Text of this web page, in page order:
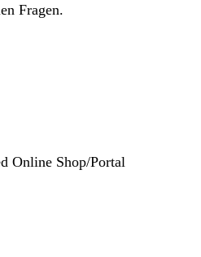
Fragen.
Online Shop/Portal